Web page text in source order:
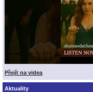
Přejít na videa
Aktuality